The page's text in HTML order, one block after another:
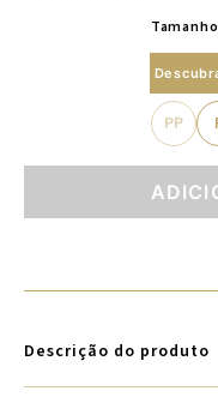
PP
Descrição do produto